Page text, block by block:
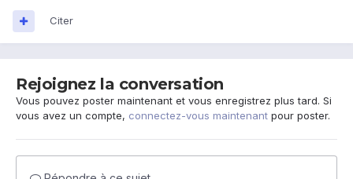
Citer
Rejoignez la conversation
Vous pouvez poster maintenant et vous enregistrez plus tard. Si
vous avez un compte, connectez-vous maintenant pour poster.